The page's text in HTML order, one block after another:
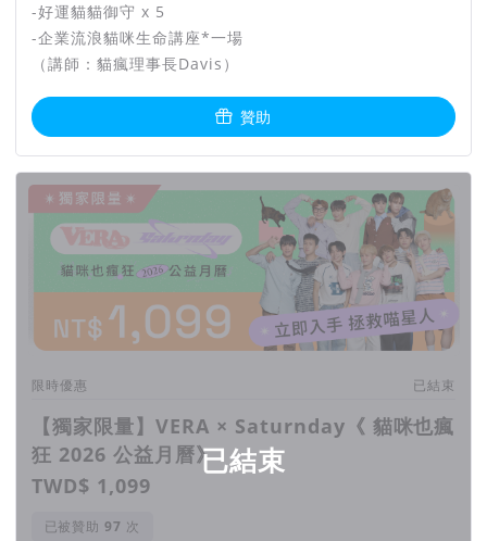
-好運貓貓御守 x 5
-企業流浪貓咪生命講座*一場
（講師：貓瘋理事長Davis）
贊助
已結束
限時優惠 已結束
【獨家限量】VERA × Saturnday《 貓咪也瘋
狂 2026 公益月曆》
TWD$ 1,099
已被贊助 次